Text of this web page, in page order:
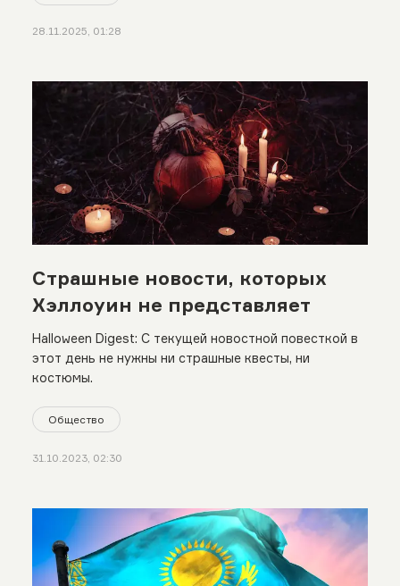
28.11.2025, 01:28
Страшные новости, которых
Хэллоуин не представляет
Halloween Digest: С текущей новостной повесткой в
этот день не нужны ни страшные квесты, ни
костюмы.
Общество
31.10.2023, 02:30